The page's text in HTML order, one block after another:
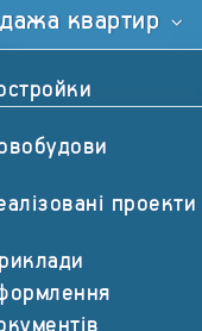
квартир
оформления
квартир
проекти